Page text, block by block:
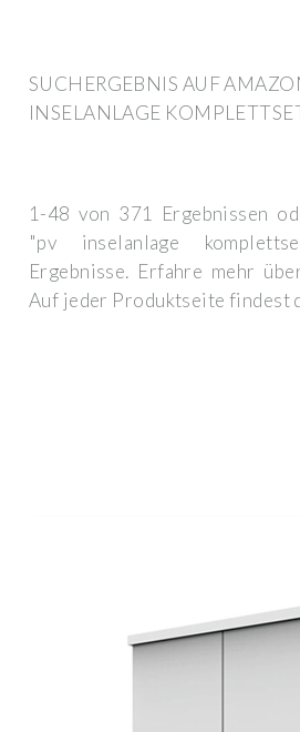
SUCHERGEBNIS AUF
INSELANLAGE
1-48 von 371 Ergebnissen
"pv inselanlage
Ergebnisse. Erfahre mehr
Auf jeder Produktseite findest